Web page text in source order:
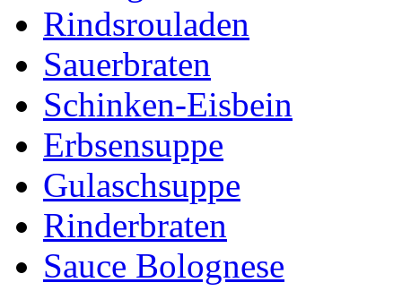
Rindsrouladen
Sauerbraten
Schinken-Eisbein
Erbsensuppe
Gulaschsuppe
Rinderbraten
Sauce Bolognese